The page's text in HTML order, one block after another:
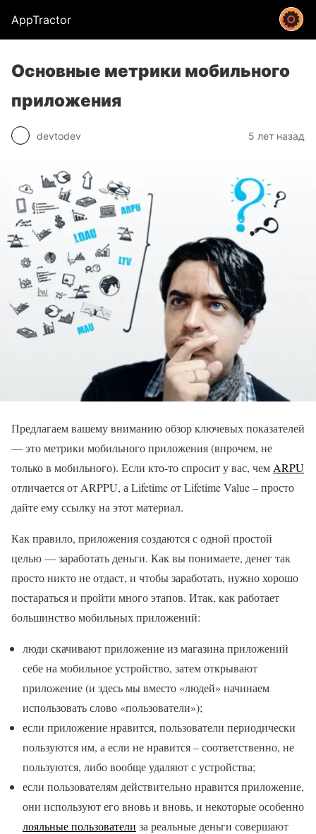
AppTractor
Основные метрики мобильного
приложения
devtodev 5 лет назад
Предлагаем вашему вниманию обзор ключевых показателей
— это метрики мобильного приложения (впрочем, не
только в мобильного). Если кто-то спросит у вас, чем ARPU
отличается от ARPPU, а Lifetime от Lifetime Value – просто
дайте ему ссылку на этот материал.
Как правило, приложения создаются с одной простой
целью — заработать деньги. Как вы понимаете, денег так
просто никто не отдаст, и чтобы заработать, нужно хорошо
постараться и пройти много этапов. Итак, как работает
большинство мобильных приложений:
люди скачивают приложение из магазина приложений
себе на мобильное устройство, затем открывают
приложение (и здесь мы вместо «людей» начинаем
использовать слово «пользователи»);
если приложение нравится, пользователи периодически
пользуются им, а если не нравится – соответственно, не
пользуются, либо вообще удаляют с устройства;
если пользователям действительно нравится приложение,
они используют его вновь и вновь, и некоторые особенно
лояльные пользователи за реальные деньги совершают